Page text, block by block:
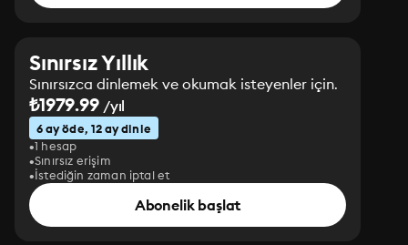
Sınırsız Yıllık
Sınırsızca dinlemek ve okumak isteyenler için.
₺1979.99/yıl
6 ay öde, 12 ay dinle
1 hesap
Sınırsız erişim
İstediğin zaman iptal et
Abonelik başlat